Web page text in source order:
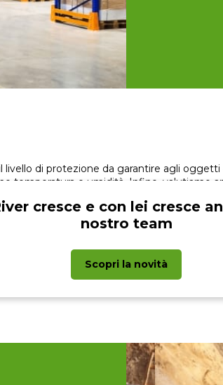
cresce e con lei cresce
nostro team
Scopri la novità
livello di protezione da garantire agli
temperatura e umidità. Infine, valutiamo
preliminari di dimensionamento, al
anche l’
imballaggio interno
danneggiata a destinazione.
il materiale di cui sono composte le